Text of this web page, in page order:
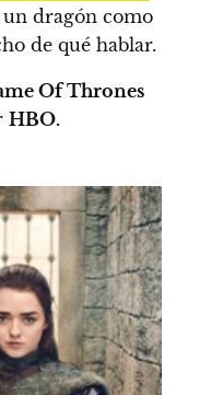
un dragón como
de qué hablar.
Of Thrones
HBO.